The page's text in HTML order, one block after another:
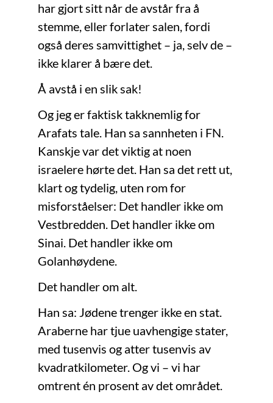
har gjort sitt når de avstår fra å
stemme, eller forlater salen, fordi
også deres samvittighet – ja, selv de –
ikke klarer å bære det.
Å avstå i en slik sak!
Og jeg er faktisk takknemlig for
Arafats tale. Han sa sannheten i FN.
Kanskje var det viktig at noen
israelere hørte det. Han sa det rett ut,
klart og tydelig, uten rom for
misforståelser: Det handler ikke om
Vestbredden. Det handler ikke om
Sinai. Det handler ikke om
Golanhøydene.
Det handler om alt.
Han sa: Jødene trenger ikke en stat.
Araberne har tjue uavhengige stater,
med tusenvis og atter tusenvis av
kvadratkilometer. Og vi – vi har
omtrent én prosent av det området.